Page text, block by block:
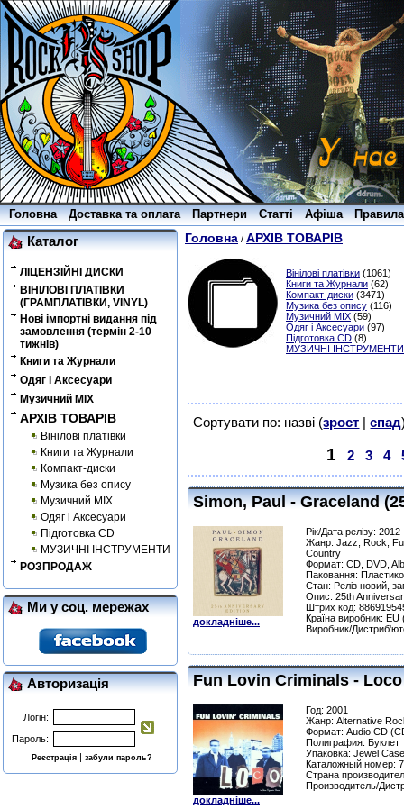
Головна Доставка та оплата Партнери Статті Афіша
Каталог
ЛІЦЕНЗІЙНІ ДИСКИ
ВІНІЛОВІ ПЛАТІВКИ
(ГРАМПЛАТІВКИ, VINYL)
Нові імпортні видання під
замовлення (термін 2-10
тижнів)
Книги та Журнали
Одяг і Аксесуари
Музичний MIX
АРХІВ ТОВАРІВ
Вінілові платівки
Книги та Журнали
Компакт-диски
Музика без опису
Музичний MIX
Одяг і Аксесуари
Підготовка CD
МУЗИЧНІ ІНСТРУМЕНТИ
РОЗПРОДАЖ
Ми у соц. мережах
Авторизація
Логін:
Пароль:
Реєстрація |забули пароль?
Головна / АРХІВ ТОВАРІВ
Вінілові платівки (1061)
Книги та Журнали (62)
Компакт-диски (3471)
Музика без опису (116)
Музичний MIX (59)
Одяг і Аксесуари (97)
Підготовка CD (8)
МУЗИЧНІ ІНСТРУМЕНТИ
Сортувати по: назві (зрост |спад
1 2 3 4
Simon, Paul - Graceland
докладніше...
Рік/Дата релізу: 2012
Жанр: Jazz, Rock,
Country
Формат: CD, DVD,
Паковання:
Стан: Реліз новий,
Опис: 25th
Штрих код:
Країна виробник:
Виробник/
Fun Lovin Criminals - Loco
докладніше...
Год: 2001
Жанр: Alternative
Формат: Audio CD
Полиграфия: Буклет
Упаковка: Jewel Сase
Каталожный номер:
Страна
Производитель/